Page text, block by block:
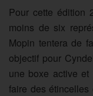
Pour cette édition
moins de six
Mopin tentera de
objectif pour
une boxe active
faire des étincelles